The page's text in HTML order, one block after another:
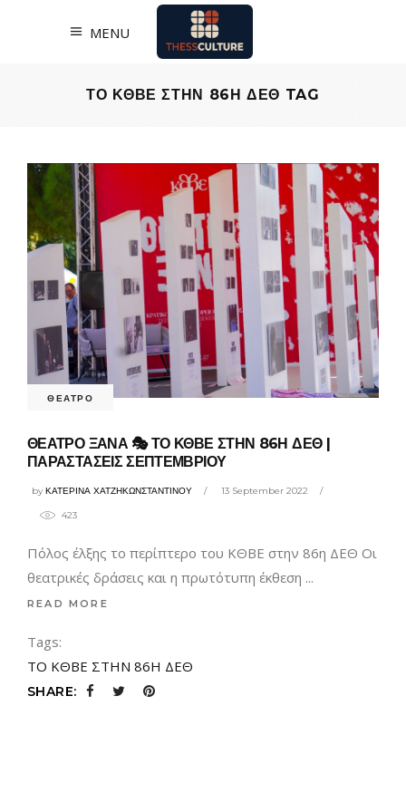
MENU
ΤΟ ΚΘΒΕ ΣΤΗΝ 86Η ΔΕΘ TAG
ΘΕΑΤΡΟ
ΘΕΑΤΡΟ ΞΑΝΑ 🎭 ΤΟ ΚΘΒΕ ΣΤΗΝ 86Η ΔΕΘ |
ΠΑΡΑΣΤΑΣΕΙΣ ΣΕΠΤΕΜΒΡΙΟΥ
byΚΑΤΕΡΙΝΑ ΧΑΤΖΗΚΩΝΣΤΑΝΤΙΝΟΥ 13 September 2022
423
Πόλος έλξης το περίπτερο του ΚΘΒΕ στην 86η ΔΕΘ Οι
θεατρικές δράσεις και η πρωτότυπη έκθεση
READ MORE
Tags:
ΤΟ ΚΘΒΕ ΣΤΗΝ 86Η ΔΕΘ
SHARE: